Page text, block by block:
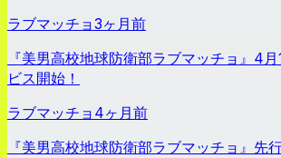
ラブマッチョ3ヶ月前
『美男高校地球防衛部ラブマッチョ』4
ビス開始！
ラブマッチョ 4ヶ月前
『美男高校地球防衛部ラブマッチョ』先